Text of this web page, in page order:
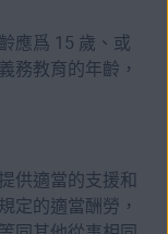
應爲 15 歲、或
務教育的年齡，
供適當的支援和
定的適當酬勞，